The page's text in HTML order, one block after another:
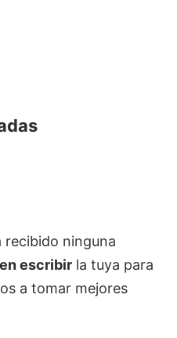
recibido ninguna
escribir la tuya para
a tomar mejores